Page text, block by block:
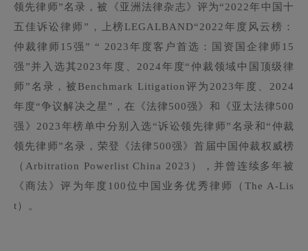
领先律师”名录，被《亚洲法律杂志》评为“2022年中国十
五佳诉讼律师”，上榜LEGALBAND“2022年度风云榜：
仲裁律师15强” “ 2023年度客户首选：国资国企律师15
强”并入选其2023年度、2024年度“仲裁领域中国顶级律
师”名录，被Benchmark Litigation评为2023年度、2024
年度“争议解决之星”，在《法律500强》和《亚太法律500
强》2023年榜单中分别入选“诉讼领先律师”名录和“仲裁
领先律师”名录，荣登《法律500强》首届中国仲裁权威榜
（Arbitration Powerlist China 2023），并曾连续多年被
《商法》评为年度100位中国业务优秀律师（The A-Lis
t）。